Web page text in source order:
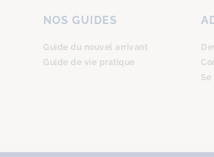
NOS GUIDES
Guide du nouvel arrivant
Guide de vie pratique